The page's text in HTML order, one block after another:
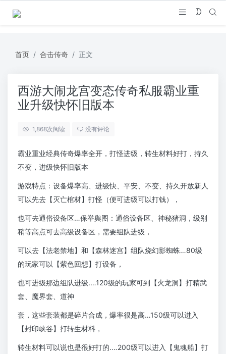
首页 合击传奇 正文
西游大闹龙宫变态传奇私服霸业重
业升级快怀旧版本
1,868次阅读 没有评论
霸业重业经典传奇爆率全开，打怪进级，转生材料好打，持久
不变，进级快怀旧版本
游戏特点：设备爆率高、进级快、平安、不变、持久开放新人
可以先去【灭亡棺材】打怪（便可进级可以打钱），
也可去通俗设备区…保举舆图：通俗设备区、神秘猪洞，级别
稍等高点可去高级设备区，需要组队进级，
可以去【法老禁地】和【森林迷宫】组队烧幻影蜘蛛…80级
的玩家可以【紫色回想】打设备，
也可进级那边组队进级.…120级的玩家可到【火龙洞】打精武
套、魔界套、道神
套，这些套装都是碎片合成，爆率很是高…150级可以进入
【封印峡谷】打转生材料，
转生材料可以说也是很好打的.…200级可以进入【鬼魂船】打